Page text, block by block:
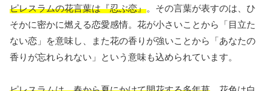
ピレスラムの花言葉は『忍ぶ恋』。その言葉が表すのは、ひ
そかに密かに燃える恋愛感情。花が小さいことから「目立た
ない恋」を意味し、また花の香りが強いことから「あなたの
香りが忘れられない」という意味も込められています。